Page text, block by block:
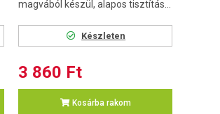
magvából készül, alapos tisztítás...
Készleten
3 860 Ft
Kosárba rakom